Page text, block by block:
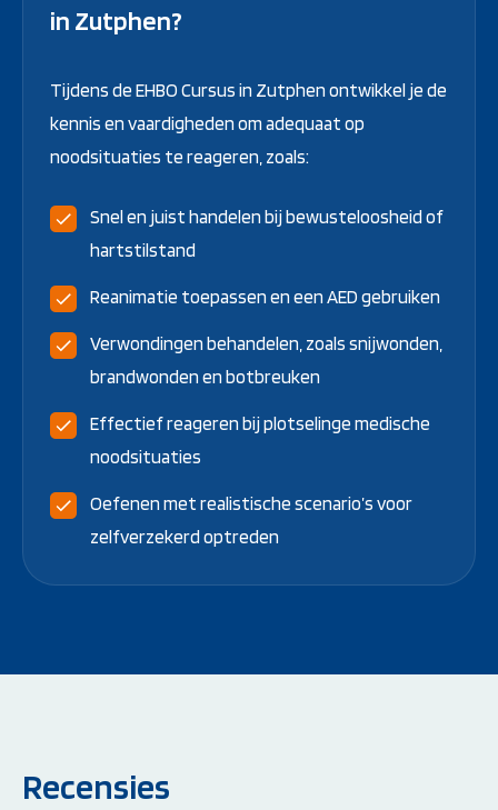
in Zutphen?
Tijdens de EHBO Cursus in Zutphen ontwikkel je de
kennis en vaardigheden om adequaat op
noodsituaties te reageren, zoals:
Snel en juist handelen bij bewusteloosheid of
hartstilstand
Reanimatie toepassen en een AED gebruiken
Verwondingen behandelen, zoals snijwonden,
brandwonden en botbreuken
Effectief reageren bij plotselinge medische
noodsituaties
Oefenen met realistische scenario’s voor
zelfverzekerd optreden
Recensies